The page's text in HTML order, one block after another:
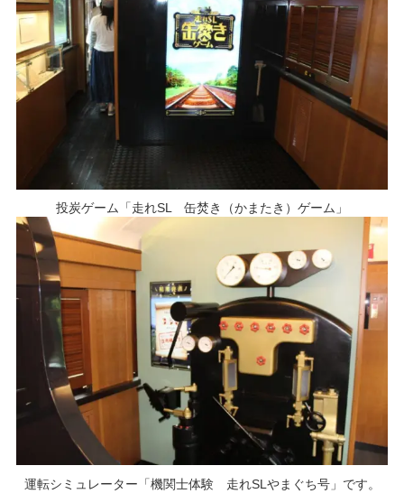
投炭ゲーム「走れSL 缶焚き（かまたき）ゲーム」
運転シミュレーター「機関士体験 走れSLやまぐち号」です。